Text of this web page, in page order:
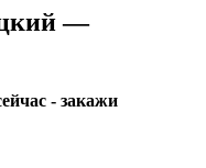
—
- закажи